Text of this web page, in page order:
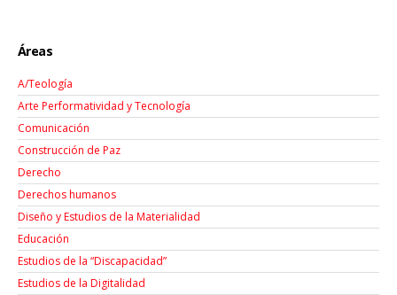
Áreas
A/Teología
Arte Performatividad y Tecnología
Comunicación
Construcción de Paz
Derecho
Derechos humanos
Diseño y Estudios de la Materialidad
Educación
Estudios de la “Discapacidad”
Estudios de la Digitalidad